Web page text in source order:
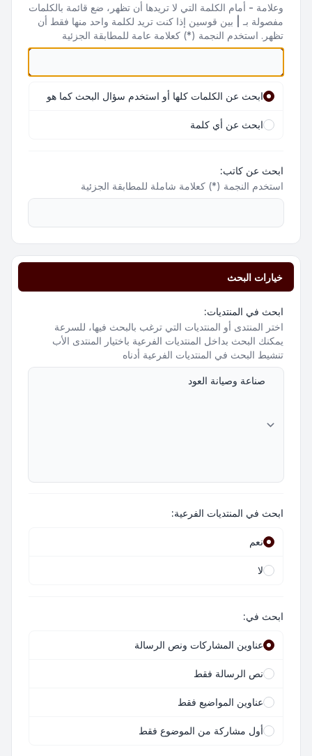
وعلامة - أمام الكلمة التي لا تريدها أن تظهر، ضع قائمة بالكلمات
مفصولة بـ
بين قوسين إذا كنت تريد لكلمة واحد منها فقط أن
تظهر. استخدم النجمة (*) كعلامة عامة للمطابقة الجزئية
ابحث عن الكلمات كلها أو استخدم سؤال البحث كما هو
ابحث عن أي كلمة
ابحث عن كاتب:
استخدم النجمة (*) كعلامة شاملة للمطابقة الجزئية
خيارات البحث
ابحث في المنتديات:
اختر المنتدى أو المنتديات التي ترغب بالبحث فيها، للسرعة
يمكنك البحث بداخل المنتديات الفرعية باختيار المنتدى الأب
تنشيط البحث في المنتديات الفرعية أدناه
ابحث في المنتديات الفرعية:
نعم
لا
ابحث في:
عناوين المشاركات ونص الرسالة
نص الرسالة فقط
عناوين المواضيع فقط
أول مشاركة من الموضوع فقط